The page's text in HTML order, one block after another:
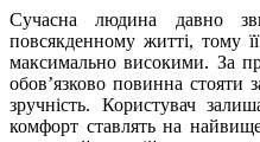
Сучасна людина давно
повсякденному житті, тому
максимально високими. За
обов’язково повинна стояти
зручність. Користувач
комфорт ставлять на